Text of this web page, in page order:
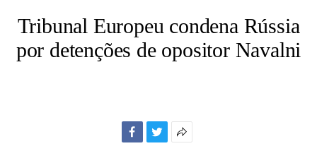
Tribunal Europeu condena Rússia
por detenções de opositor Navalni